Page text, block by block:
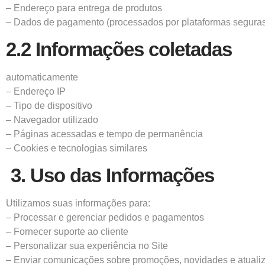
– Endereço para entrega de produtos
– Dados de pagamento (processados por plataformas
2.2 Informações coletadas
automaticamente
– Endereço IP
– Tipo de dispositivo
– Navegador utilizado
– Páginas acessadas e tempo de permanência
– Cookies e tecnologias similares
3. Uso das Informações
Utilizamos suas informações para:
– Processar e gerenciar pedidos e pagamentos
– Fornecer suporte ao cliente
– Personalizar sua experiência no Site
– Enviar comunicações sobre promoções, novidades e